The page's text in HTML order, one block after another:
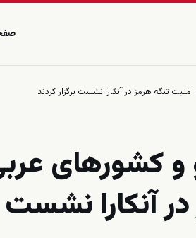
تنگه هرمز در آنکارا نشست برگزار کردند
و کشورهای
آنکارا نشست